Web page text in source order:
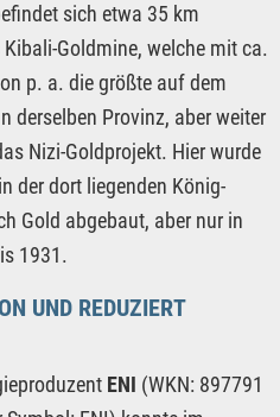
sich etwa 35 km
Goldmine, welche mit ca.
p. a. die größte auf dem
derselben Provinz, aber weiter
Nizi-Goldprojekt. Hier wurde
der dort liegenden König-
Gold abgebaut, aber nur in
1931.
UND REDUZIERT
ENI (WKN: 897791